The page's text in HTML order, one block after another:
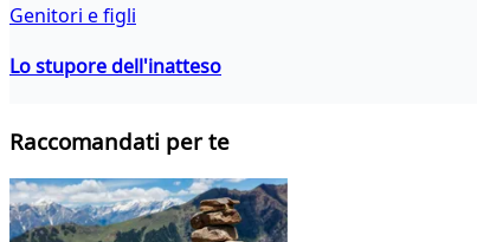
Genitori e figli
Lo stupore dell'inatteso
Raccomandati per te